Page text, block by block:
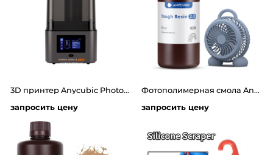
3D принтер Anycubic Photon Mono 4 Ultra
запросить цену
Фотополимерная смола Anycubic Flexible Tough Resin 2.0 (1 кг)
запросить цену